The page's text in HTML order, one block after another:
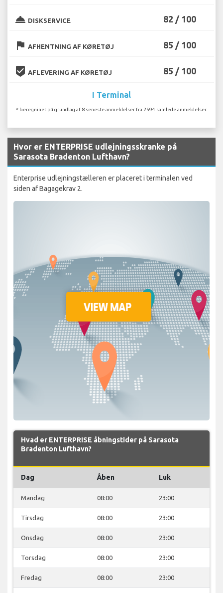
room_service DISKSERVICE 82 / 100
flag AFHENTNING AF KØRETØJ 85 / 100
beenhere AFLEVERING AF KØRETØJ 85 / 100
I Terminal
* beregninet på grundlag af 8 seneste anmeldelser fra 2594 samlede anmeldelser.
Hvor er ENTERPRISE udlejningsskranke på
Sarasota Bradenton Lufthavn?
Enterprise udlejningstælleren er placeret i terminalen ved
siden af ​​Bagagekrav 2.
Hvad er ENTERPRISE åbningstider på Sarasota
Bradenton Lufthavn?
Dag Åben Luk
Mandag 08:00 23:00
Tirsdag 08:00 23:00
Onsdag 08:00 23:00
Torsdag 08:00 23:00
Fredag 08:00 23:00